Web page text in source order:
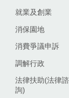
就業及創業
消保園地
消費爭議申訴
調解行政
法律扶助(法律諮
詢)